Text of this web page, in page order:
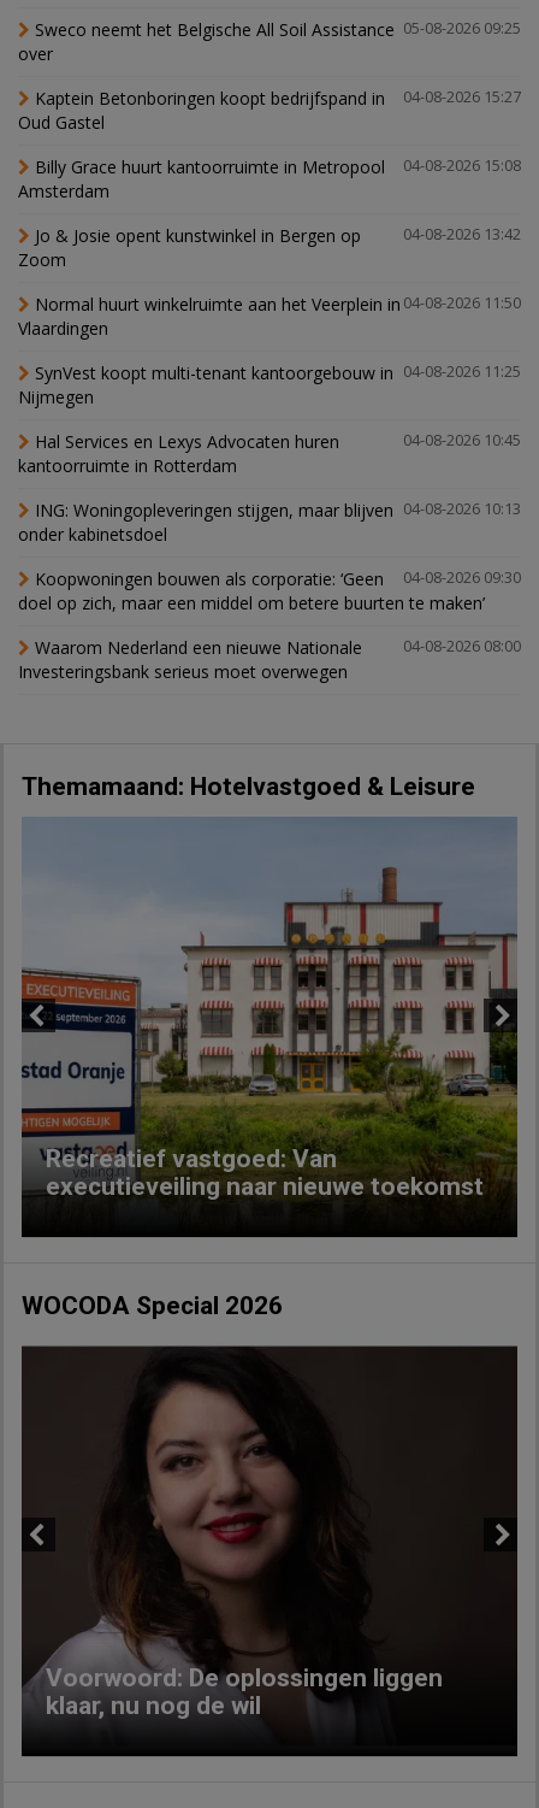
05-08-2026 09:25
Sweco neemt het Belgische All Soil Assistance
over
04-08-2026 15:27
Kaptein Betonboringen koopt bedrijfspand in
Oud Gastel
04-08-2026 15:08
Billy Grace huurt kantoorruimte in Metropool
Amsterdam
04-08-2026 13:42
Jo & Josie opent kunstwinkel in Bergen op
Zoom
04-08-2026 11:50
Normal huurt winkelruimte aan het Veerplein in
Vlaardingen
04-08-2026 11:25
SynVest koopt multi-tenant kantoorgebouw in
Nijmegen
04-08-2026 10:45
Hal Services en Lexys Advocaten huren
kantoorruimte in Rotterdam
04-08-2026 10:13
ING: Woningopleveringen stijgen, maar blijven
onder kabinetsdoel
04-08-2026 09:30
Koopwoningen bouwen als corporatie: ‘Geen
doel op zich, maar een middel om betere buurten te maken’
04-08-2026 08:00
Waarom Nederland een nieuwe Nationale
Investeringsbank serieus moet overwegen
Themamaand: Hotelvastgoed & Leisure
Recreatief vastgoed: Van
executieveiling naar nieuwe toekomst
Next
WOCODA Special 2026
Voorwoord: De oplossingen liggen
klaar, nu nog de wil